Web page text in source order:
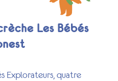
Les Bébés
Explorateurs, quatre